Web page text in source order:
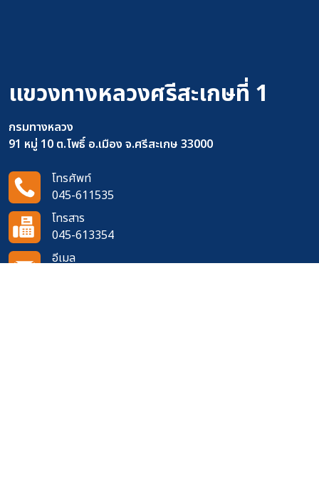
แขวงทางหลวงศรีสะเกษที่ 1
กรมทางหลวง
91 หมู่ 10 ต.โพธิ์ อ.เมือง จ.ศรีสะเกษ 33000
โทรศัพท์
045-611535
โทรสาร
045-613354
อีเมล